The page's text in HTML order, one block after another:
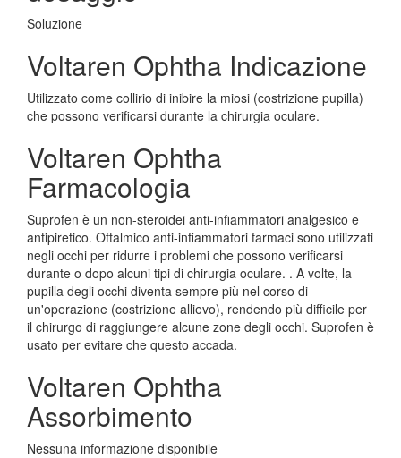
Soluzione
Voltaren Ophtha Indicazione
Utilizzato come collirio di inibire la miosi (costrizione pupilla)
che possono verificarsi durante la chirurgia oculare.
Voltaren Ophtha
Farmacologia
Suprofen è un non-steroidei anti-infiammatori analgesico e
antipiretico. Oftalmico anti-infiammatori farmaci sono utilizzati
negli occhi per ridurre i problemi che possono verificarsi
durante o dopo alcuni tipi di chirurgia oculare. . A volte, la
pupilla degli occhi diventa sempre più nel corso di
un'operazione (costrizione allievo), rendendo più difficile per
il chirurgo di raggiungere alcune zone degli occhi. Suprofen è
usato per evitare che questo accada.
Voltaren Ophtha
Assorbimento
Nessuna informazione disponibile